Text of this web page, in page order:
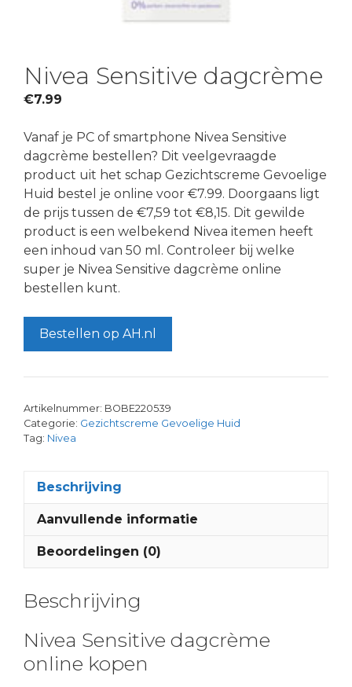
Nivea Sensitive dagcrème
€7.99
Vanaf je PC of smartphone Nivea Sensitive
dagcrème bestellen? Dit veelgevraagde
product uit het schap Gezichtscreme Gevoelige
Huid bestel je online voor €7.99. Doorgaans ligt
de prijs tussen de €7,59 tot €8,15. Dit gewilde
product is een welbekend Nivea itemen heeft
een inhoud van 50 ml. Controleer bij welke
super je Nivea Sensitive dagcrème online
bestellen kunt.
Bestellen op AH.nl
Artikelnummer: BOBE220539
Categorie: Gezichtscreme Gevoelige Huid
Tag: Nivea
Beschrijving
Aanvullende informatie
Beoordelingen (0)
Beschrijving
Nivea Sensitive dagcrème
online kopen